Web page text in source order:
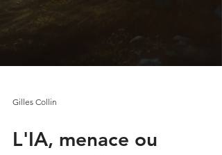
Gilles Collin